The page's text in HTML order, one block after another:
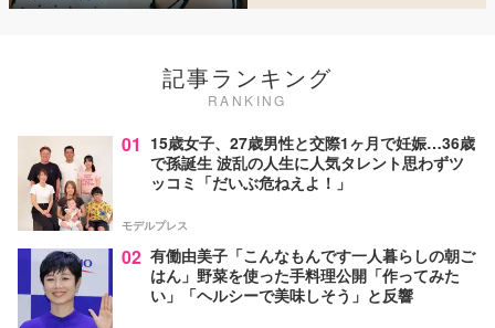
記事ランキング
RANKING
01 15歳女子、27歳男性と交際1ヶ月で妊娠…36歳
で孫誕生 波乱の人生に人気タレント思わずツ
ッコミ「だいぶ危ねえよ！」
モデルプレス
02 有働由美子「こんなもんです一人暮らしの朝ご
はん」野菜を使った手料理公開「作ってみた
い」「ヘルシーで美味しそう」と反響